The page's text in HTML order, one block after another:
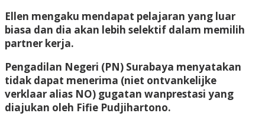
Ellen mengaku mendapat pelajaran yang luar
biasa dan dia akan lebih selektif dalam memilih
partner kerja.
Pengadilan Negeri (PN) Surabaya menyatakan
tidak dapat menerima (niet ontvankelijke
verklaar alias NO) gugatan wanprestasi yang
diajukan oleh Fifie Pudjihartono.